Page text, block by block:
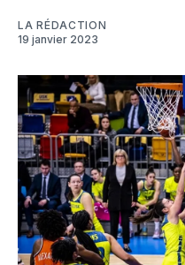
LA RÉDACTION
19 janvier 2023